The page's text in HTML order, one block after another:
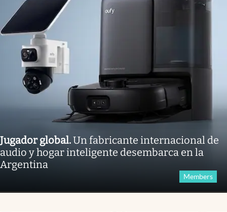
Jugador global.Un fabricante internacional de
audio y hogar inteligente desembarca en la
Argentina
Members